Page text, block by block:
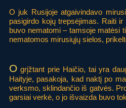
O juk Rusijoje atgaivindavo
pasigirdo kojų trepsėjimas. Raiti
buvo nematomi – tamsoje matėsi
nematomos mirusiųjų sielos,
O grįžtant prie Haičio, tai yra
Haityje, pasakoja, kad naktį po
verksmo, sklindančio iš gatvės.
garsiai verkė, o jo išvaizda buvo